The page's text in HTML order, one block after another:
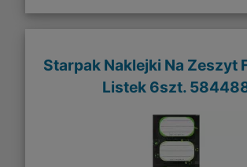
Starpak Naklejki Na Zeszyt
Listek 6szt.